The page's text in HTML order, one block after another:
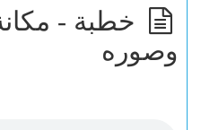
خطبة -
وصوره